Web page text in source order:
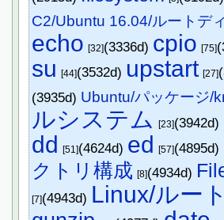
C2/Ubuntu 16.04/ルートデ
echo [32](3336d) cpio [75]
su [44](3532d) upstart [27]
(3935d) Ubuntu/パッケージ/
ルシステム [23](3942d)
dd [51](4624d) ed [57](4895d)
クトリ構成 [8](4934d)
[7](4943d) Linux/ルー